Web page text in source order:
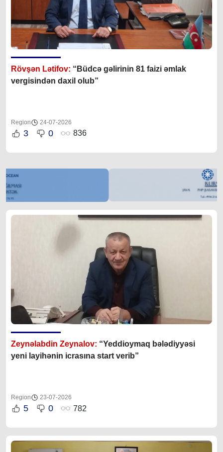
Rövşən Lətifov: “Büdcə gəlirinin 81 faizi əmlak
vergisindən daxil olub”
Region 24-07-2026
3 0 836
Zeynəlabdin Zeynalov: “Yeddioymaq bələdiyyəsi
yeni layihənin icrasına start verib”
Region 23-07-2026
5 0 782